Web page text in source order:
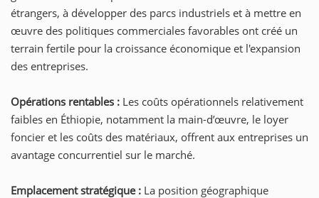
étrangers, à développer des parcs industriels et à mettre en
œuvre des politiques commerciales favorables ont créé un
terrain fertile pour la croissance économique et l'expansion
des entreprises.
Opérations rentables : Les coûts opérationnels relativement
faibles en Éthiopie, notamment la main-d’œuvre, le loyer
foncier et les coûts des matériaux, offrent aux entreprises un
avantage concurrentiel sur le marché.
Emplacement stratégique : La position géographique